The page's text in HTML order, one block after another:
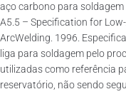
aço carbono para soldagem
A5.5 – Specification for
ArcWelding. 1996.
liga para soldagem pelo
utilizadas como referência
reservatório, não sendo